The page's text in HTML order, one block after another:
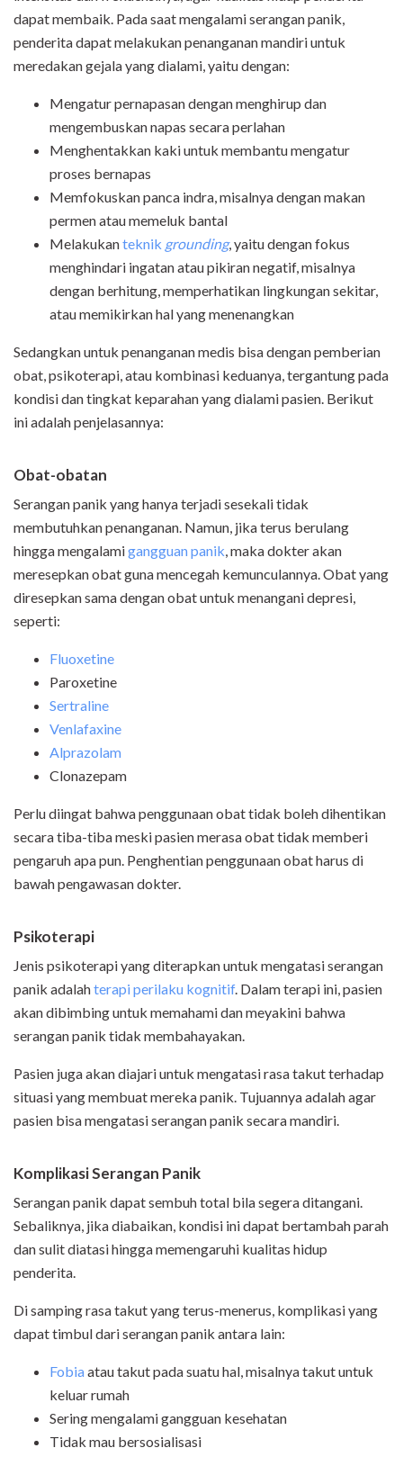
dapat membaik. Pada saat mengalami serangan panik,
penderita dapat melakukan penanganan mandiri untuk
meredakan gejala yang dialami, yaitu dengan:
Mengatur pernapasan dengan menghirup dan
mengembuskan napas secara perlahan
Menghentakkan kaki untuk membantu mengatur
proses bernapas
Memfokuskan panca indra, misalnya dengan makan
permen atau memeluk bantal
Melakukanteknik grounding, yaitu dengan fokus
menghindari ingatan atau pikiran negatif, misalnya
dengan berhitung, memperhatikan lingkungan sekitar,
atau memikirkan hal yang menenangkan
Sedangkan untuk penanganan medis bisa dengan pemberian
obat, psikoterapi, atau kombinasi keduanya, tergantung pada
kondisi dan tingkat keparahan yang dialami pasien. Berikut
ini adalah penjelasannya:
Obat-obatan
Serangan panik yang hanya terjadi sesekali tidak
membutuhkan penanganan. Namun, jika terus berulang
hingga mengalamigangguan panik, maka dokter akan
meresepkan obat guna mencegah kemunculannya. Obat yang
diresepkan sama dengan obat untuk menangani depresi,
seperti:
Fluoxetine
Paroxetine
Sertraline
Venlafaxine
Alprazolam
Clonazepam
Perlu diingat bahwa penggunaan obat tidak boleh dihentikan
secara tiba-tiba meski pasien merasa obat tidak memberi
pengaruh apa pun. Penghentian penggunaan obat harus di
bawah pengawasan dokter.
Psikoterapi
Jenis psikoterapi yang diterapkan untuk mengatasi serangan
panik adalahterapi perilaku kognitif. Dalam terapi ini, pasien
akan dibimbing untuk memahami dan meyakini bahwa
serangan panik tidak membahayakan.
Pasien juga akan diajari untuk mengatasi rasa takut terhadap
situasi yang membuat mereka panik. Tujuannya adalah agar
pasien bisa mengatasi serangan panik secara mandiri.
Komplikasi Serangan Panik
Serangan panik dapat sembuh total bila segera ditangani.
Sebaliknya, jika diabaikan, kondisi ini dapat bertambah parah
dan sulit diatasi hingga memengaruhi kualitas hidup
penderita.
Di samping rasa takut yang terus-menerus, komplikasi yang
dapat timbul dari serangan panik antara lain:
Fobiaatau takut pada suatu hal, misalnya takut untuk
keluar rumah
Sering mengalami gangguan kesehatan
Tidak mau bersosialisasi